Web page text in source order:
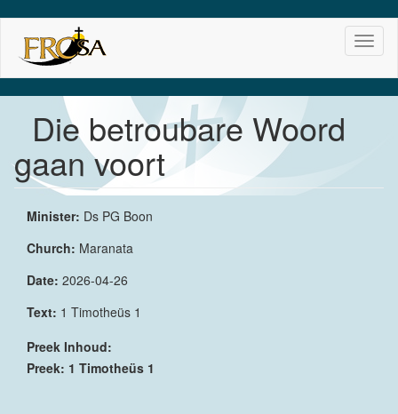
main
content
Die betroubare Woord
gaan voort
Minister: Ds PG Boon
Church: Maranata
Date: 2026-04-26
Text: 1 Timotheüs 1
Preek Inhoud:
Preek: 1 Timotheüs 1